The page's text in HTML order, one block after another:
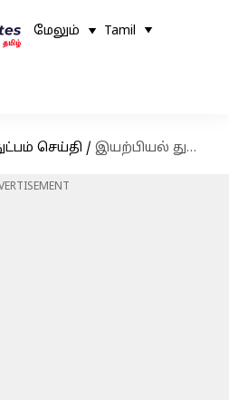
மேலும் Tamil
செய்தி / இயற்பியல் துறைக்கான நோபல் பரிசு அறிவிப்பு; விருது வென்ற அமெரிக்கா மற்றும் கனடா விஞ்ஞானிகள்